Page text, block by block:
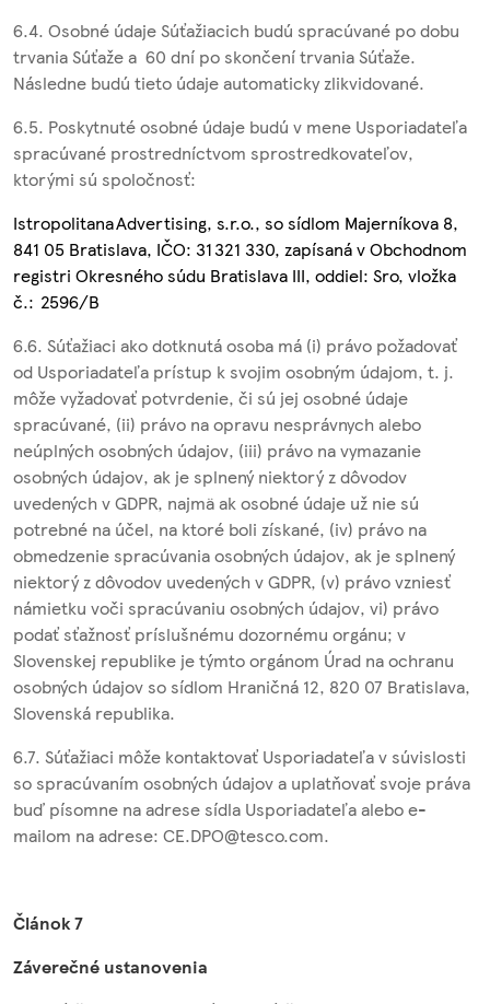
6.4. Osobné údaje Súťažiacich budú spracúvané po dobu
trvania Súťaže a 60 dní po skončení trvania Súťaže.
Následne budú tieto údaje automaticky zlikvidované.
6.5. Poskytnuté osobné údaje budú v mene Usporiadateľa
spracúvané prostredníctvom sprostredkovateľov,
ktorými sú spoločnosť:
Istropolitana Advertising, s.r.o., so sídlom Majerníkova 8,
841 05 Bratislava, IČO: 31 321 330, zapísaná v Obchodnom
registri Okresného súdu Bratislava III, oddiel: Sro, vložka
č.: 2596/B
6.6. Súťažiaci ako dotknutá osoba má (i) právo požadovať
od Usporiadateľa prístup k svojim osobným údajom, t. j.
môže vyžadovať potvrdenie, či sú jej osobné údaje
spracúvané, (ii) právo na opravu nesprávnych alebo
neúplných osobných údajov, (iii) právo na vymazanie
osobných údajov, ak je splnený niektorý z dôvodov
uvedených v GDPR, najmä ak osobné údaje už nie sú
potrebné na účel, na ktoré boli získané, (iv) právo na
obmedzenie spracúvania osobných údajov, ak je splnený
niektorý z dôvodov uvedených v GDPR, (v) právo vzniesť
námietku voči spracúvaniu osobných údajov, vi) právo
podať sťažnosť príslušnému dozornému orgánu; v
Slovenskej republike je týmto orgánom Úrad na ochranu
osobných údajov so sídlom Hraničná 12, 820 07 Bratislava,
Slovenská republika.
6.7. Súťažiaci môže kontaktovať Usporiadateľa v súvislosti
so spracúvaním osobných údajov a uplatňovať svoje práva
buď písomne na adrese sídla Usporiadateľa alebo e-
mailom na adrese: CE.DPO@tesco.com.
Článok 7
Záverečné ustanovenia